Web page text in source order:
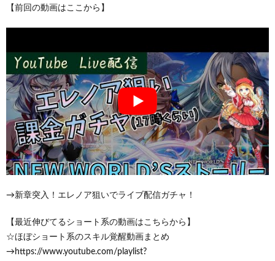
【前回の動画はここから】
→新章突入！エレノア狙いでライブ配信ガチャ！
【最近伸びてるショート系の動画はこちらから】
☆ほぼショート系のスキル覚醒動画まとめ
→https://www.youtube.com/playlist?